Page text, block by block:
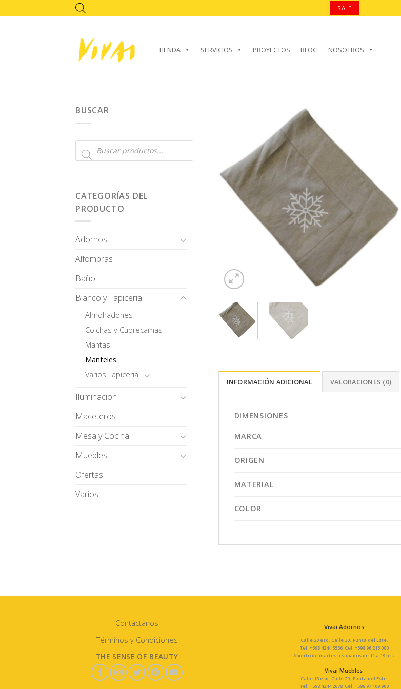
to
SALE
TIENDA SERVICIOS PROYECTOS BLOG NOSOTROS
BUSCAR
Búsqueda
de
CATEGORÍAS DEL
PRODUCTO
Adornos
Alfombras
Baño
Blanco y Tapiceria
Almohadones
Colchas y Cubrecamas
Mantas
Manteles
Varios Tapiceria
Iluminacion
Maceteros
Mesa y Cocina
Muebles
Ofertas
Varios
AÑADIR A
FAVORITOS
INFORMACIÓN ADICIONAL VALORACIONES (0)
DIMENSIONES
MARCA
ORIGEN
MATERIAL
COLOR
Contáctanos
Términos y Condiciones
THE SENSE OF BEAUTY
Vivai Adornos
Calle 20 esq. Calle 30, Punta del Este.
Tel: +598 4244 3566 Cel: +598 96 215 000
Abierto de martes a sabados de 11 a 19 hrs.
Vivai Muebles
Calle 18 esq. Calle 29, Punta del Este.
Tel: +598 4244 2678 Cel: +598 97 109 900